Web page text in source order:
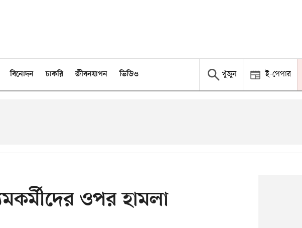
বিনোদন চাকরি জীবনযাপন ভিডিও খুঁজুন ই-পেপার
ওপর হামলা